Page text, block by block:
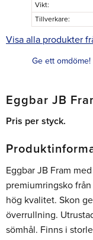
Vikt
Tillverkare
Visa alla produkter
Ge ett omdöme!
Eggbar JB
Pris per styck.
Eggbar JB Fram
premiumringsko
hög kvalitet. Skon
överrullning.
sömhål. Finns i